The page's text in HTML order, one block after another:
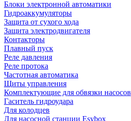
Блоки электронной автоматики
Гидроаккумуляторы
Защита от сухого хода
Защита электродвигателя
Контакторы
Плавный пуск
Реле давления
Реле протока
Частотная автоматика
Щиты управления
Комплектующие для обвязки насосов
Гаситель гидроудара
Для колодцев
Для насосной станции Esybox